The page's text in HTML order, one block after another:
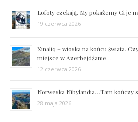
Lofoty czekają. My pokażemy Ci je
19 czerwca 2026
Xinaliq – wioska na końcu świata.
miejsce w Azerbejdżanie…
12 czerwca 2026
Norweska Nibylandia…Tam kończy
28 maja 2026